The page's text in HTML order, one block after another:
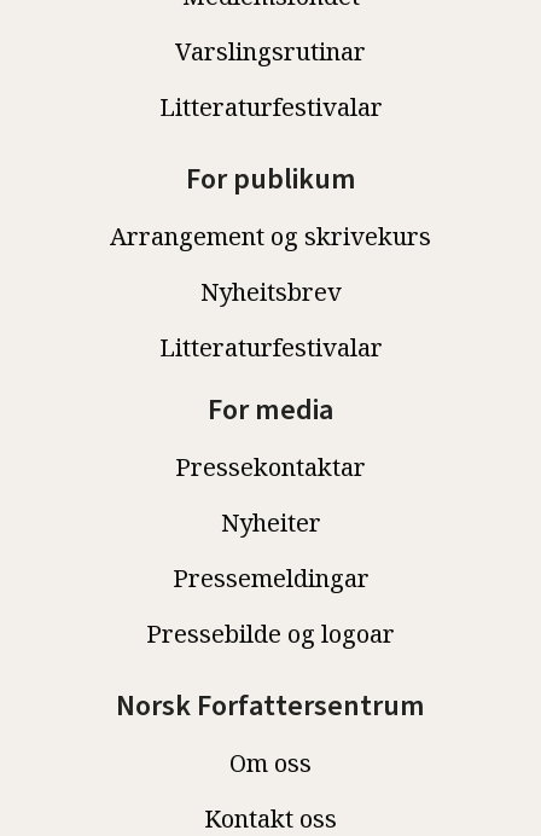
Varslingsrutinar
Litteraturfestivalar
For publikum
Arrangement og skrivekurs
Nyheitsbrev
Litteraturfestivalar
For media
Pressekontaktar
Nyheiter
Pressemeldingar
Pressebilde og logoar
Norsk Forfattersentrum
Om oss
Kontakt oss